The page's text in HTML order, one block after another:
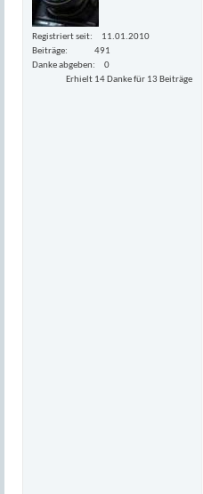
Registriert seit
11.01.2010
Beiträge
491
Danke abgeben
0
Erhielt 14 Danke für 13 Beiträge